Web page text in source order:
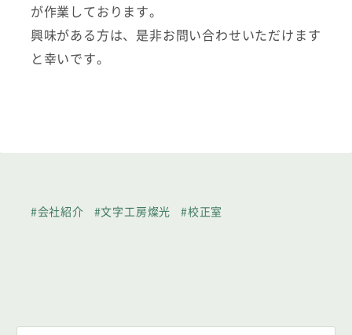
が作業しております。
興味がある方は、是非お問い合わせいただけます
と幸いです。
#会社紹介 #文字工房燦光 #校正室